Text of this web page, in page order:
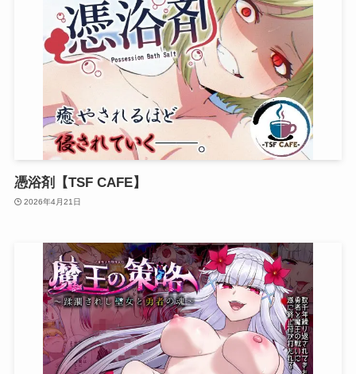
憑浴剤【TSF CAFE】
2026年4月21日